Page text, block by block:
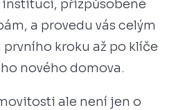
přizpůsobené
a provedu vás celým
kroku až po klíče
nového domova.
ale není jen o